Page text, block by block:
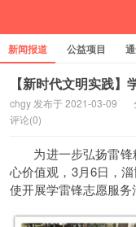
新闻报道 公益项目
【新时代文明实践
chgy 发布于 2021-03-09
评论(0)
为进一步弘扬雷锋
心价值观，3月6日，
使开展学雷锋志愿服务